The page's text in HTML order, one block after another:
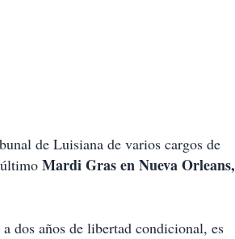
de Luisiana de varios cargos de
Mardi Gras en Nueva Orleans,
dos años de libertad condicional, es